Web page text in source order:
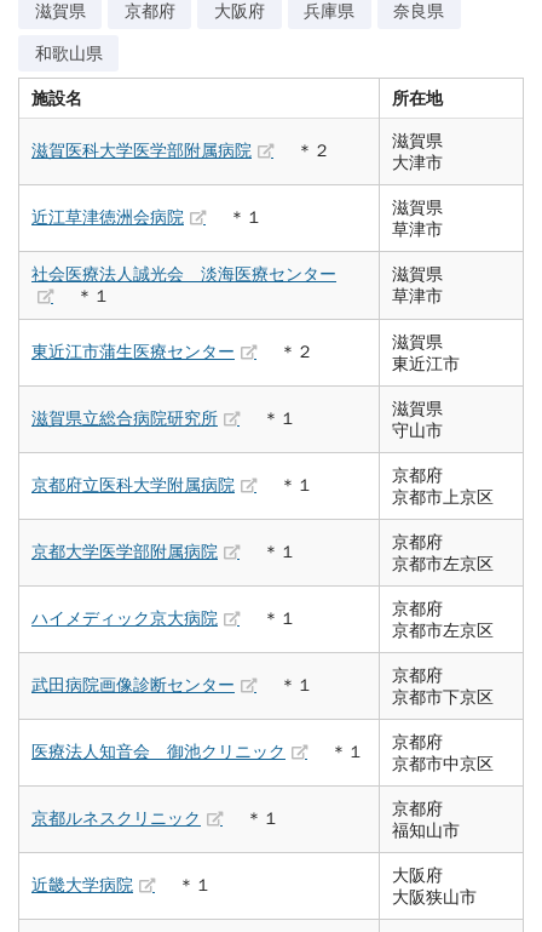
滋賀県 京都府 大阪府 兵庫県 奈良県
和歌山県
施設名 所在地
滋賀医科大学医学部附属病院 ＊２
滋賀県
大津市
近江草津徳洲会病院 ＊１
滋賀県
草津市
社会医療法人誠光会 淡海医療センター
＊１
滋賀県
草津市
東近江市蒲生医療センター ＊２
滋賀県
東近江市
滋賀県立総合病院研究所 ＊１
滋賀県
守山市
京都府立医科大学附属病院 ＊１
京都府
京都市上京区
京都大学医学部附属病院 ＊１
京都府
京都市左京区
ハイメディック京大病院 ＊１
京都府
京都市左京区
武田病院画像診断センター ＊１
京都府
京都市下京区
医療法人知音会 御池クリニック ＊１
京都府
京都市中京区
京都ルネスクリニック ＊１
京都府
福知山市
近畿大学病院 ＊１
大阪府
大阪狭山市